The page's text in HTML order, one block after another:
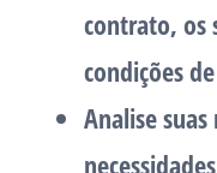
contrato, os
condições
Analise suas